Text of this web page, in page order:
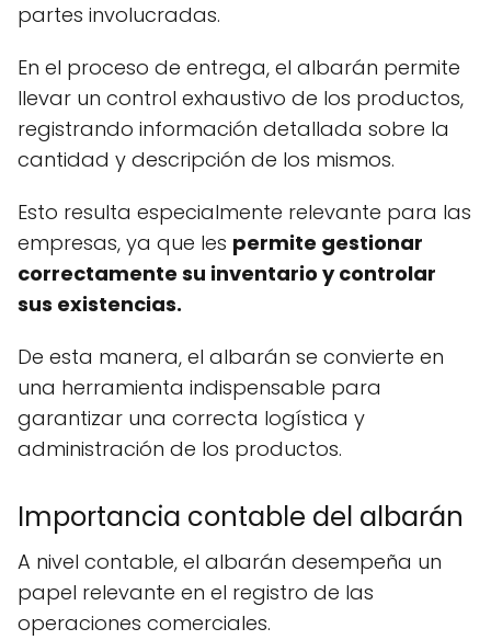
partes involucradas.
En el proceso de entrega, el albarán permite
llevar un control exhaustivo de los productos,
registrando información detallada sobre la
cantidad y descripción de los mismos.
Esto resulta especialmente relevante para las
empresas, ya que les permite gestionar
correctamente su inventario y controlar
sus existencias.
De esta manera, el albarán se convierte en
una herramienta indispensable para
garantizar una correcta logística y
administración de los productos.
Importancia contable del albarán
A nivel contable, el albarán desempeña un
papel relevante en el registro de las
operaciones comerciales.